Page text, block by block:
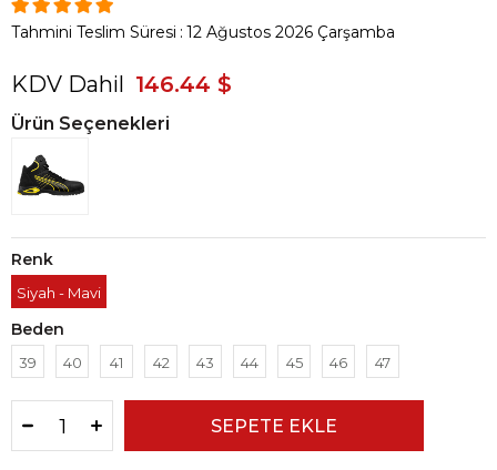
Tahmini Teslim Süresi : 12 Ağustos 2026 Çarşamba
KDV Dahil 146.44 $
Ürün Seçenekleri
Renk
Siyah - Mavi
Beden
39 40 41 42 43 44 45 46 47